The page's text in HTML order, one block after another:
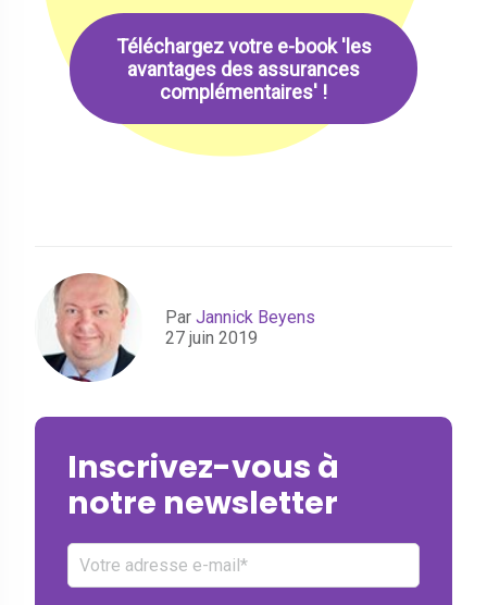
Téléchargez votre e-book 'les
avantages des assurances
complémentaires' !
Par Jannick Beyens
27 juin 2019
Inscrivez-vous à
notre newsletter